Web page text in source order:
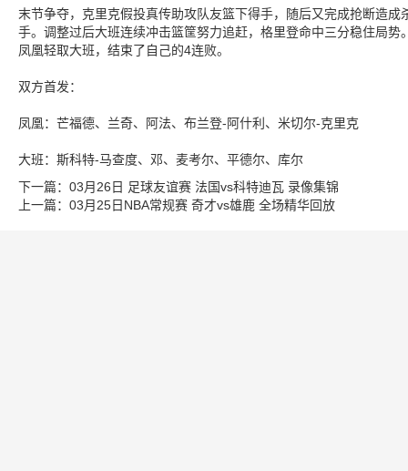
末节争夺，克里克假投真传助攻队友篮下得手，随后又完成抢断造
手。调整过后大班连续冲击篮筐努力追赶，格里登命中三分稳住局
凤凰轻取大班，结束了自己的4连败。
双方首发：
凤凰：芒福德、兰奇、阿法、布兰登-阿什利、米切尔-克里克
大班：斯科特-马查度、邓、麦考尔、平德尔、库尔
下一篇： 03月26日 足球友谊赛 法国vs科特迪瓦 录像集锦
上一篇： 03月25日NBA常规赛 奇才vs雄鹿 全场精华回放